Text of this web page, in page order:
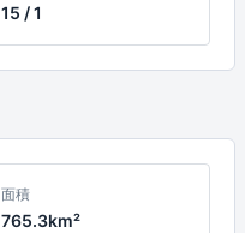
15 / 1
面積
765.3km²